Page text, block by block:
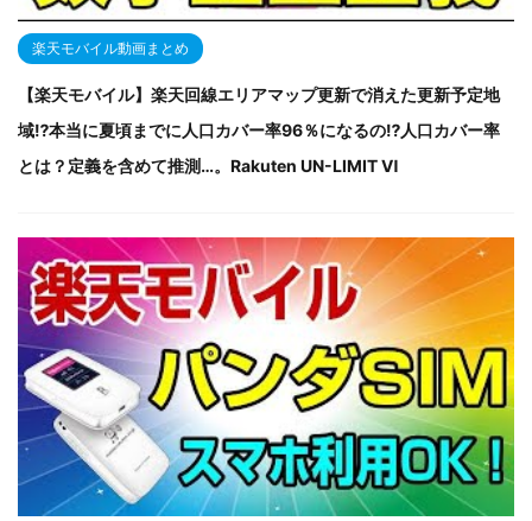
楽天モバイル動画まとめ
【楽天モバイル】楽天回線エリアマップ更新で消えた更新予定地
域⁉本当に夏頃までに人口カバー率96％になるの⁉人口カバー率
とは？定義を含めて推測…。Rakuten UN-LIMIT Ⅵ